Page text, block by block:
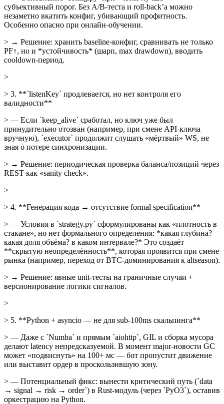
субъективный порог. Без A/B-теста и roll-back’а можно
незаметно вкатить конфиг, убивающий профитность.
Особенно опасно при онлайн-обучении.
> → Решение: хранить baseline-конфиг, сравнивать не только
PF↑, но и *устойчивость* (шарп, max drawdown), вводить
cooldown-период.
>
> 3. **`listenKey` продлевается, но нет контроля его
валидности**
> — Если `keep_alive` сработал, но ключ уже был
принудительно отозван (например, при смене API-ключа
вручную), `executor` продолжит слушать «мёртвый» WS, не
зная о потере синхронизации.
> → Решение: периодическая проверка баланса/позиций через
REST как «sanity check».
>
> 4. **Генерация кода → отсутствие formal specification**
> — Условия в `strategy.py` сформулированы как «плотность в
стакане», но нет формального определения: *какая глубина?
какая доля объёма? в каком интервале?* Это создаёт
**скрытую неопределённость**, которая проявится при смене
рынка (например, переход от BTC-доминирования к altseason).
> → Решение: явные unit-тесты на граничные случаи +
версионирование логики сигналов.
>
> 5. **Python + asyncio — не для sub-100ms скальпинга**
> — Даже с `Numba` и прямым `aiohttp`, GIL и сборка мусора
делают latency непредсказуемой. В момент major-новости GC
может «подвиснуть» на 100+ мс — бот пропустит движение
или выставит ордер в проскользившую зону.
> — Потенциальный фикс: вынести критический путь (`data
→ signal → risk → order`) в Rust-модуль (через `PyO3`), оставив
оркестрацию на Python.